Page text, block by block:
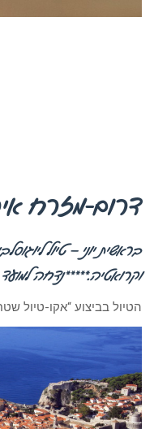
דרום-מזרח
בראשית יוני – טיול
וקרואטיה.*****נדחה
הטיול בביצוע “אקו-טיול